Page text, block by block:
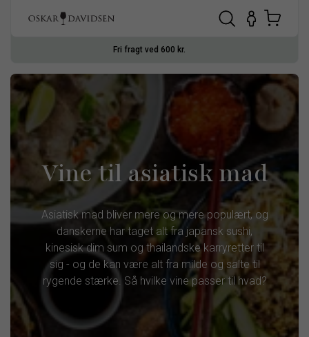
Fri fragt ved 600 kr.
Vine til asiatisk mad
Asiatisk mad bliver mere og mere populært, og
danskerne har taget alt fra japansk sushi,
kinesisk dim sum og thailandske karryretter til
sig - og de kan være alt fra milde og salte til
rygende stærke. Så hvilke vine passer til hvad?